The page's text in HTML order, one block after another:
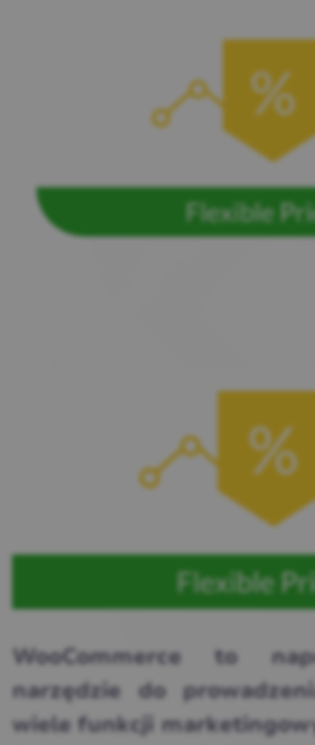
WooCommerce to
narzędzie do
wiele funkcji